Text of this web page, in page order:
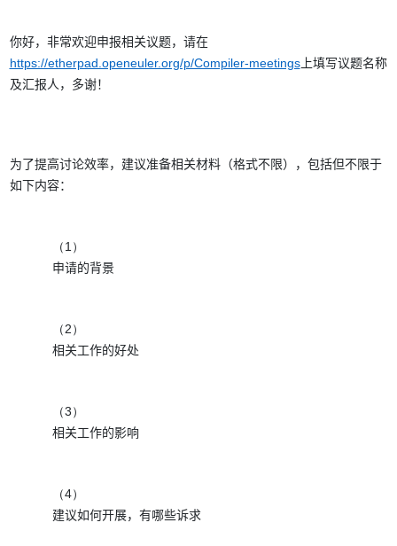
你好，非常欢迎申报相关议题，请在
https://etherpad.openeuler.org/p/Compiler-meetings上填写议题名称
及汇报人，多谢！
为了提高讨论效率，建议准备相关材料（格式不限），包括但不限于
如下内容：
（1）
申请的背景
（2）
相关工作的好处
（3）
相关工作的影响
（4）
建议如何开展，有哪些诉求